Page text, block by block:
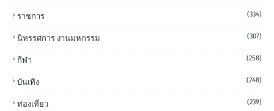
ราชการ (334)
นิทรรศการ งานมหกรรม (307)
กีฬา (258)
บันเทิง (248)
ท่องเที่ยว (239)